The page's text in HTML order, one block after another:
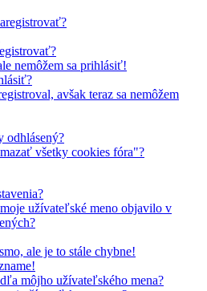
nemôžem sa prihlásiť!
avšak teraz sa nemôžem
odhlásený?
všetky cookies fóra"?
užívateľské meno objavilo v
ale je to stále chybne!
môjho užívateľského mena?